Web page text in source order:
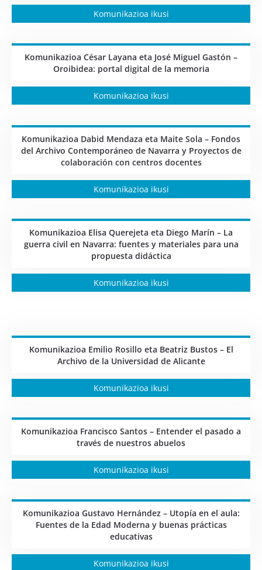
Komunikazioa ikusi
Komunikazioa César Layana eta José Miguel Gastón –
Oroibidea: portal digital de la memoria
Komunikazioa ikusi
Komunikazioa Dabid Mendaza eta Maite Sola – Fondos
del Archivo Contemporáneo de Navarra y Proyectos de
colaboración con centros docentes
Komunikazioa ikusi
Komunikazioa Elisa Querejeta eta Diego Marín – La
guerra civil en Navarra: fuentes y materiales para una
propuesta didáctica
Komunikazioa ikusi
Komunikazioa Emilio Rosillo eta Beatriz Bustos – El
Archivo de la Universidad de Alicante
Komunikazioa ikusi
Komunikazioa Francisco Santos – Entender el pasado a
través de nuestros abuelos
Komunikazioa ikusi
Komunikazioa Gustavo Hernández – Utopía en el aula:
Fuentes de la Edad Moderna y buenas prácticas
educativas
Komunikazioa ikusi